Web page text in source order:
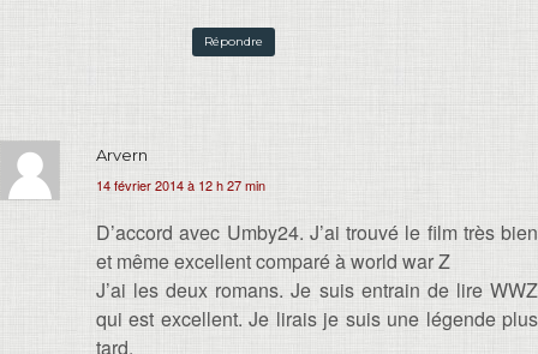
Répondre
Arvern
14 février 2014 à 12 h 27 min
D’accord avec Umby24. J’ai trouvé le film très bien
et même excellent comparé à world war Z
J’ai les deux romans. Je suis entrain de lire WWZ
qui est excellent. Je lirais je suis une légende plus
tard.